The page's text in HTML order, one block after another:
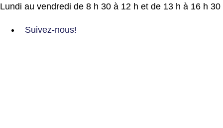
Lundi au vendredi de 8 h 30 à 12 h et de 13 h à 16 h 30
Suivez-nous!